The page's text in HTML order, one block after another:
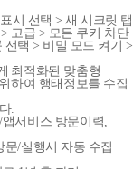
시 선택 > 새 시크릿 탭
고급 > 모든 쿠키 차단
선택 > 비밀 모드 켜기 >
최적화된 맞춤형
하여 행태정보를 수집
.
서비스 방문이력,
/실행시 자동 수집